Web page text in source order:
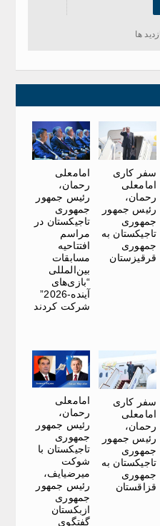
سفر کاری
امامعلی
رحمان،
رئیس جمهور
جمهوری
تاجیکستان به
جمهوری
قرقیزستان
امامعلی
رحمان،
رئیس جمهور
جمهوری
تاجیکستان در
مراسم
افتتاحیه
مسابقات
بین‌المللی
“بازی‌های
آینده-2026”
شرکت کردند
سفر کاری
امامعلی
رحمان،
رئیس جمهور
جمهوری
تاجیکستان به
جمهوری
قزاقستان
امامعلی
رحمان،
رئیس جمهور
جمهوری
تاجیکستان با
شوکت
میرضیایف،
رئیس جمهور
جمهوری
ازبکستان
گفتگوی